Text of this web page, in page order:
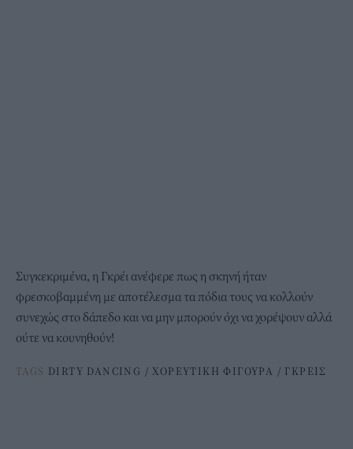
Συγκεκριμένα, η Γκρέι ανέφερε πως η σκηνή ήταν
φρεσκοβαμμένη με αποτέλεσμα τα πόδια τους να κολλούν
συνεχώς στο δάπεδο και να μην μπορούν όχι να χορέψουν αλλά
ούτε να κουνηθούν!
TAGS DIRTY DANCING / ΧΟΡΕΥΤΙΚΗ ΦΙΓΟΥΡΑ / ΓΚΡΕΙΣ